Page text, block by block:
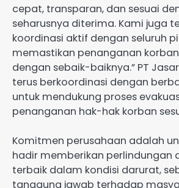
cepat, transparan, dan sesuai
seharusnya diterima. Kami juga
koordinasi aktif dengan seluruh
memastikan penanganan
dengan sebaik-baiknya.” PT
terus berkoordinasi dengan
untuk mendukung proses
penanganan hak-hak korban
Komitmen perusahaan adalah
hadir memberikan perlindungan
terbaik dalam kondisi darurat,
tanggung jawab terhadap